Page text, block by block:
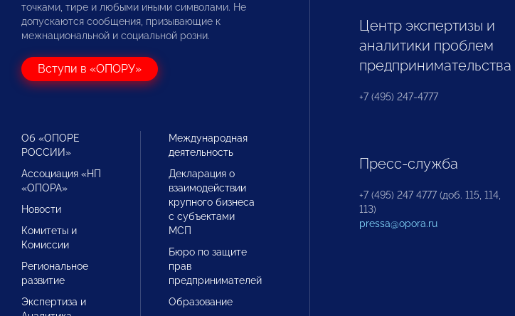
точками, тире и любыми иными символами. Не
допускаются сообщения, призывающие к
межнациональной и социальной розни.
Вступи в «ОПОРУ»
Об «ОПОРЕ
РОССИИ»
Ассоциация «НП
«ОПОРА»
Новости
Комитеты и
Комиссии
Региональное
развитие
Экспертиза и
Международная
деятельность
Декларация о
взаимодействии
крупного бизнеса
с субъектами
МСП
Бюро по защите
прав
предпринимателей
Образование
Центр экспертизы и
аналитики проблем
предпринимательства
+7 (495) 247-4777
Пресс-служба
+7 (495) 247 4777 (доб. 115, 114,
113)
pressa@opora.ru